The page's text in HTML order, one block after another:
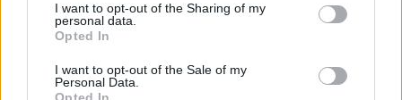
I want to opt-out of the Sharing of my
personal data.
Opted In
I want to opt-out of the Sale of my
Personal Data.